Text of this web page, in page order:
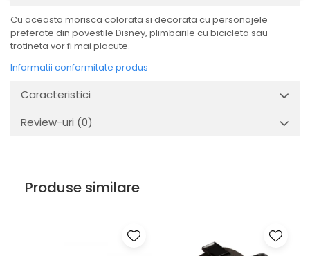
Cu aceasta morisca colorata si decorata cu personajele
preferate din povestile Disney, plimbarile cu bicicleta sau
trotineta vor fi mai placute.
Informatii conformitate produs
Caracteristici
Review-uri (0)
Produse similare